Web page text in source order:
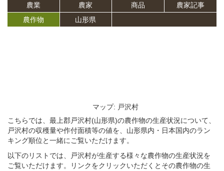
農業 農家 商品
農家記事
農作物
山形県
マップ: 戸沢村
こちらでは、最上郡戸沢村(山形県)の農作物の生産状況について、
戸沢村の収穫量や作付面積等の値を、山形県内・日本国内のラン
キング順位と一緒にご覧いただけます。
以下のリストでは、戸沢村が生産する様々な農作物の生産状況を
ご覧いただけます。リンクをクリックいただくとその農作物の生